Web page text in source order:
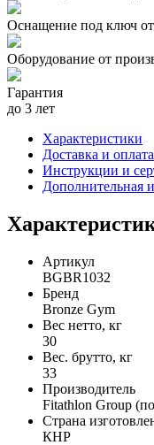
Оснащение под ключ
Оборудование от
Гарантия
до 3 лет
Характеристики
Доставка и оплата
Инструкции и
Дополнительная
Артикул
BGBR1032
Бренд
Bronze Gym
Вес нетто, кг
30
Вес. брутто, кг
33
Производитель
Fitathlon Group
Страна
КНР